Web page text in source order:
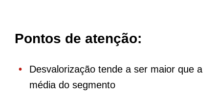
Pontos de atenção:
Desvalorização tende a ser maior que a
média do segmento